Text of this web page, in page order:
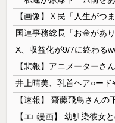
X、収益化が9/7に終わる